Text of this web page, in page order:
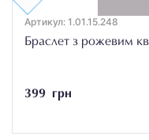
Артикул: 1.01.15.248
Браслет з рожевим
399 грн